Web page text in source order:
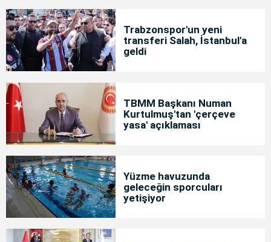
Trabzonspor'un yeni
transferi Salah, İstanbul'a
geldi
TBMM Başkanı Numan
Kurtulmuş'tan 'çerçeve
yasa' açıklaması
Yüzme havuzunda
geleceğin sporcuları
yetişiyor